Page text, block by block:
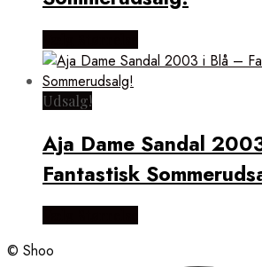
Udsalg!
Aja Dame Sandal
Fantastisk
© Shoo